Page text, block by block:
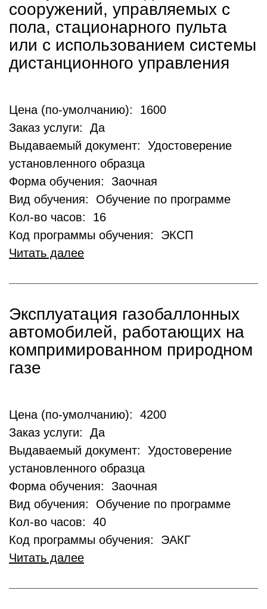
сооружений, управляемых с
пола, стационарного пульта
или с использованием системы
дистанционного управления
Цена (по-умолчанию): 1600
Заказ услуги: Да
Выдаваемый документ: Удостоверение
установленного образца
Форма обучения: Заочная
Вид обучения: Обучение по программе
Кол-во часов: 16
Код программы обучения: ЭКСП
Читать далее
Эксплуатация газобаллонных
автомобилей, работающих на
компримированном природном
газе
Цена (по-умолчанию): 4200
Заказ услуги: Да
Выдаваемый документ: Удостоверение
установленного образца
Форма обучения: Заочная
Вид обучения: Обучение по программе
Кол-во часов: 40
Код программы обучения: ЭАКГ
Читать далее